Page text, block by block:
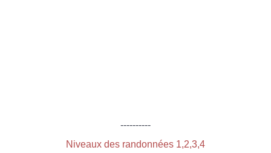
----------
Niveaux des randonnées 1,2,3,4